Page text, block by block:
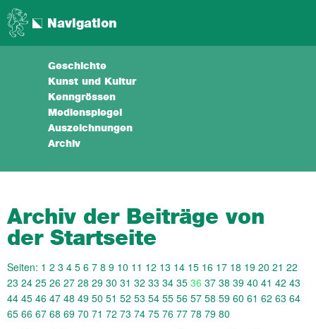
Navigation
Geschichte
Kunst und Kultur
Kenngrössen
Medienspiegel
Auszeichnungen
Archiv
Archiv der Beiträge von
der Startseite
Seiten: 1 2 3 4 5 6 7 8 9 10 11 12 13 14 15 16 17 18 19 20 21 22
23 24 25 26 27 28 29 30 31 32 33 34 35 36 37 38 39 40 41 42 43
44 45 46 47 48 49 50 51 52 53 54 55 56 57 58 59 60 61 62 63 64
65 66 67 68 69 70 71 72 73 74 75 76 77 78 79 80